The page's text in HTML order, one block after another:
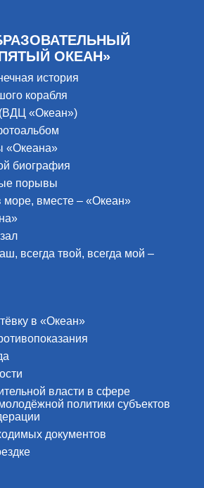
ОКЕАН»
история
корабля
«Океан»)
«Океана»
биография
порывы
море, вместе – «Океан»
всегда твой, всегда мой –
в «Океан»
власти в сфере
политики субъектов
документов